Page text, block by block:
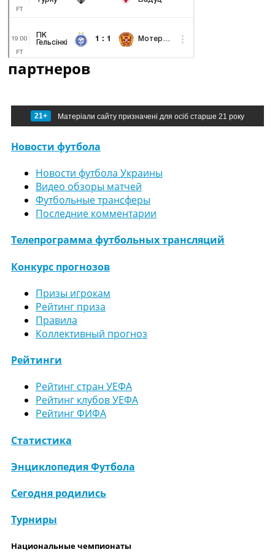
партнеров
21+ Матеріали сайту призначені для осіб старше 21 року
Новости футбола
Новости футбола Украины
Видео обзоры матчей
Футбольные трансферы
Последние комментарии
Телепрограмма футбольных трансляций
Конкурс прогнозов
Призы игрокам
Рейтинг приза
Правила
Коллективный прогноз
Рейтинги
Рейтинг стран УЕФА
Рейтинг клубов УЕФА
Рейтинг ФИФА
Статистика
Энциклопедия Футбола
Сегодня родились
Турниры
Национальные чемпионаты